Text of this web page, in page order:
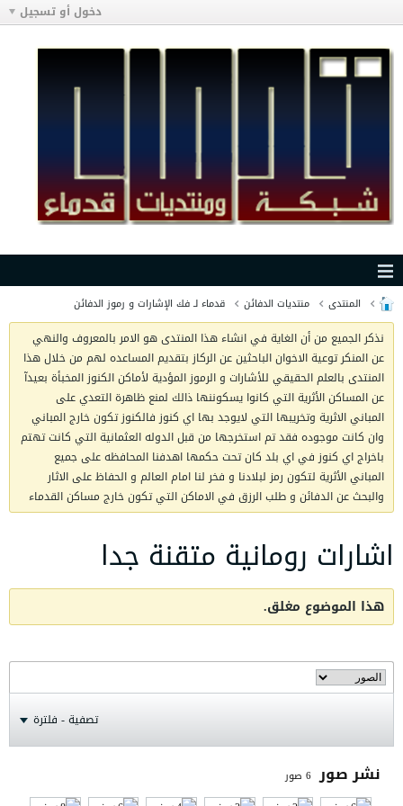
دخول أو تسجيل
المنتدى منتديات الدفائن قدماء لـ فك الإشارات و رموز الدفائن
نذكر الجميع من أن الغاية في انشاء هذا المنتدى هو الامر بالمعروف والنهي
عن المنكر توعية الاخوان الباحثين عن الركاز بتقديم المساعده لهم من خلال هذا
المنتدى بالعلم الحقيقي للأشارات و الرموز المؤدية لأماكن الكنوز المخبأة بعيدآ
عن المساكن الأثرية التي كانوا يسكوننها ذالك لمنع ظاهرة التعدي على
المباني الاثرية وتخريبها التي لايوجد بها اي كنوز فالكنوز تكون خارج المباني
وان كانت موجوده فقد تم استخرجها من قبل الدوله العثمانية التي كانت تهتم
باخراج اي كنوز في اي بلد كان تحت حكمها اهدفنا المحافظه على جميع
المباني الأثرية لتكون رمز لبلادنا و فخر لنا امام العالم و الحفاظ على الاثار
والبحث عن الدفائن و طلب الرزق في الاماكن التي تكون خارج مساكن القدماء
اشارات رومانية متقنة جدا
هذا الموضوع مغلق.
تصفية - فلترة
نشر صور 6 صور